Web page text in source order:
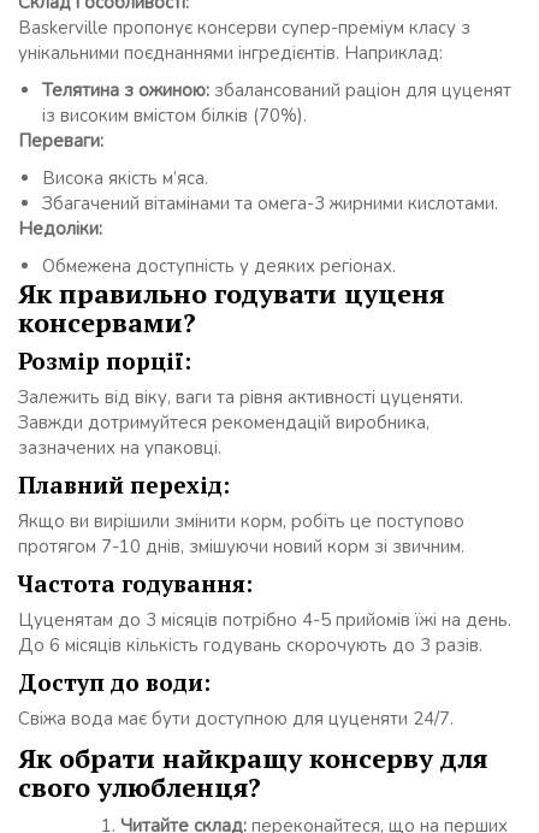
Baskerville пропонує консерви супер-преміум класу з
унікальними поєднаннями інгредієнтів. Наприклад:
Телятина з ожиною: збалансований раціон для цуценят
із високим вмістом білків (70%).
Переваги:
Висока якість м’яса.
Збагачений вітамінами та омега-3 жирними кислотами.
Недоліки:
Обмежена доступність у деяких регіонах.
Як правильно годувати цуценя
консервами?
Розмір порції:
Залежить від віку, ваги та рівня активності цуценяти.
Завжди дотримуйтеся рекомендацій виробника,
зазначених на упаковці.
Плавний перехід:
Якщо ви вирішили змінити корм, робіть це поступово
протягом 7-10 днів, змішуючи новий корм зі звичним.
Частота годування:
Цуценятам до 3 місяців потрібно 4-5 прийомів їжі на день.
До 6 місяців кількість годувань скорочують до 3 разів.
Доступ до води:
Свіжа вода має бути доступною для цуценяти 24/7.
Як обрати найкращу консерву для
свого улюбленця?
Читайте склад: переконайтеся, що на перших